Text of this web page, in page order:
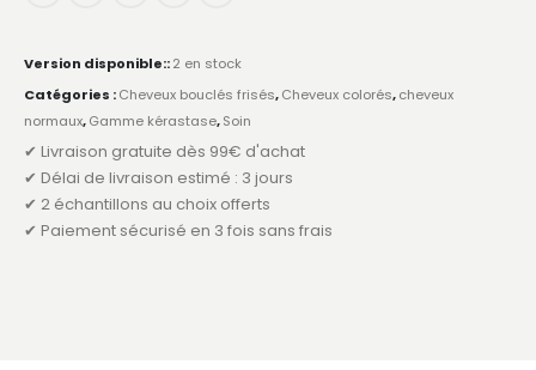
Version disponible::2 en stock
Catégories :Cheveux bouclés frisés,Cheveux colorés,cheveux
normaux,Gamme kérastase,Soin
✔ Livraison gratuite dès 99€ d'achat
✔ Délai de livraison estimé : 3 jours
✔ 2 échantillons au choix offerts
✔ Paiement sécurisé en 3 fois sans frais